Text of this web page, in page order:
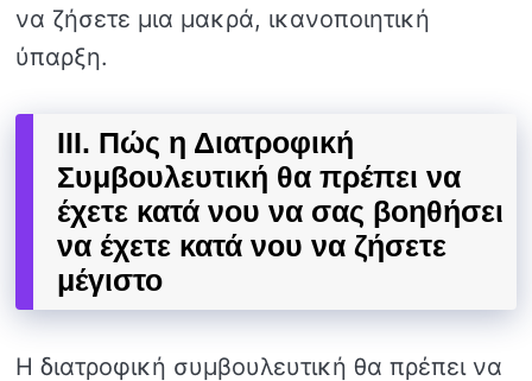
να ζήσετε μια μακρά, ικανοποιητική
ύπαρξη.
III. Πώς η Διατροφική
Συμβουλευτική θα πρέπει να
έχετε κατά νου να σας βοηθήσει
να έχετε κατά νου να ζήσετε
μέγιστο
Η διατροφική συμβουλευτική θα πρέπει να